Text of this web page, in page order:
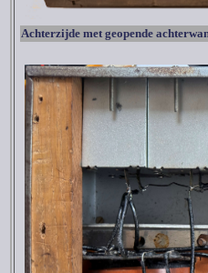
Achterzijde met geopende